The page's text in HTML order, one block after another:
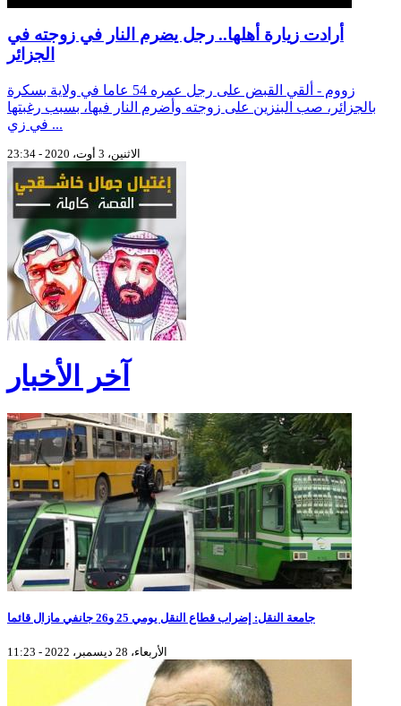
أرادت زيارة أهلها.. رجل يضرم النار في زوجته في
الجزائر
زووم - ألقي القبض على رجل عمره 54 عاما في ولاية بسكرة
بالجزائر، صب البنزين على زوجته وأضرم النار فيها، بسبب رغبتها
في زي ...
الاثنين، 3 أوت، 2020 - 23:34
آخر الأخبار
جامعة النقل: إضراب قطاع النقل يومي 25 و26 جانفي مازال قائما
الأربعاء، 28 ديسمبر، 2022 - 11:23